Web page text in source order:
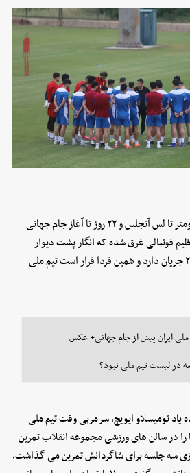
تیم ملی در فاصله ۲۴ هزار کیلومتر تا لس آنجلس و ۲۲ روز تا آغاز جام جهانی
فوتبالی غرق شده که انگار پشت دیوار
کمپ تیم ملی جام جهانی ۲۰۲۶ جریان دارد و همین فردا قرار است تیم ملی
ملی ایران پیش از جام جهانی+ عکس
در لیست تیم ملی نبود؟
زنده یاد تومیسلاو ایویچ، سرمربی وقت تیم ملی
را در سالن های ورزشی مجموعه انقلاب تمرین
سه جلسه برای شاگردانش تمرین می گذاشت،